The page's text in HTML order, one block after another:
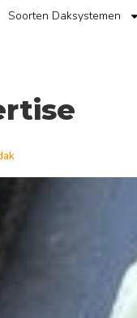
Soorten Daksystemen